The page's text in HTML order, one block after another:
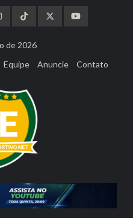
de 2026
Equipe Anuncie Contato